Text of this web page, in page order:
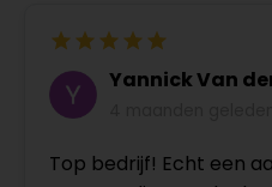
Yannick Van
Top bedrijf! Echt een